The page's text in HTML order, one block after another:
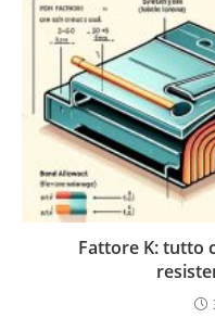
Fattore K: tutto